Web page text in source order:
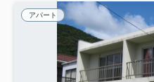
アパート